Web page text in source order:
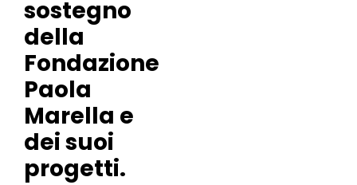
sostegno
della
Fondazione
Paola
Marella e
dei suoi
progetti.